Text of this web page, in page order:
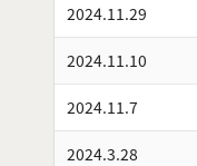
2024.11.29
2024.11.10
2024.11.7
2024.3.28